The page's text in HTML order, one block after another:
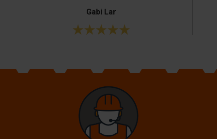
Gabi Lar